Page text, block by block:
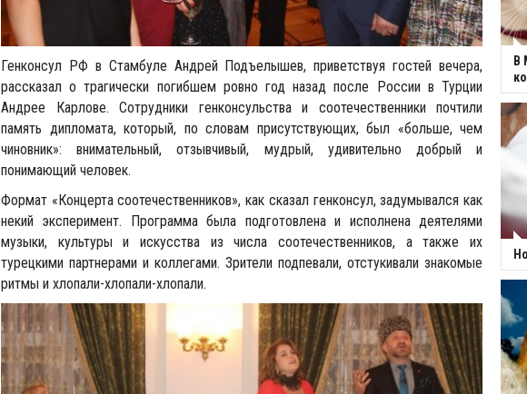
Генконсул РФ в Стамбуле Андрей Подъелышев, приветствуя гостей вечера,
рассказал о трагически погибшем ровно год назад после России в Турции
Андрее Карлове. Сотрудники генконсульства и соотечественники почтили
память дипломата, который, по словам присутствующих, был «больше, чем
чиновник»: внимательный, отзывчивый, мудрый, удивительно добрый и
понимающий человек.
Формат «Концерта соотечественников», как сказал генконсул, задумывался как
некий эксперимент. Программа была подготовлена и исполнена деятелями
музыки, культуры и искусства из числа соотечественников, а также их
турецкими партнерами и коллегами. Зрители подпевали, отстукивали знакомые
ритмы и хлопали-хлопали-хлопали.
В